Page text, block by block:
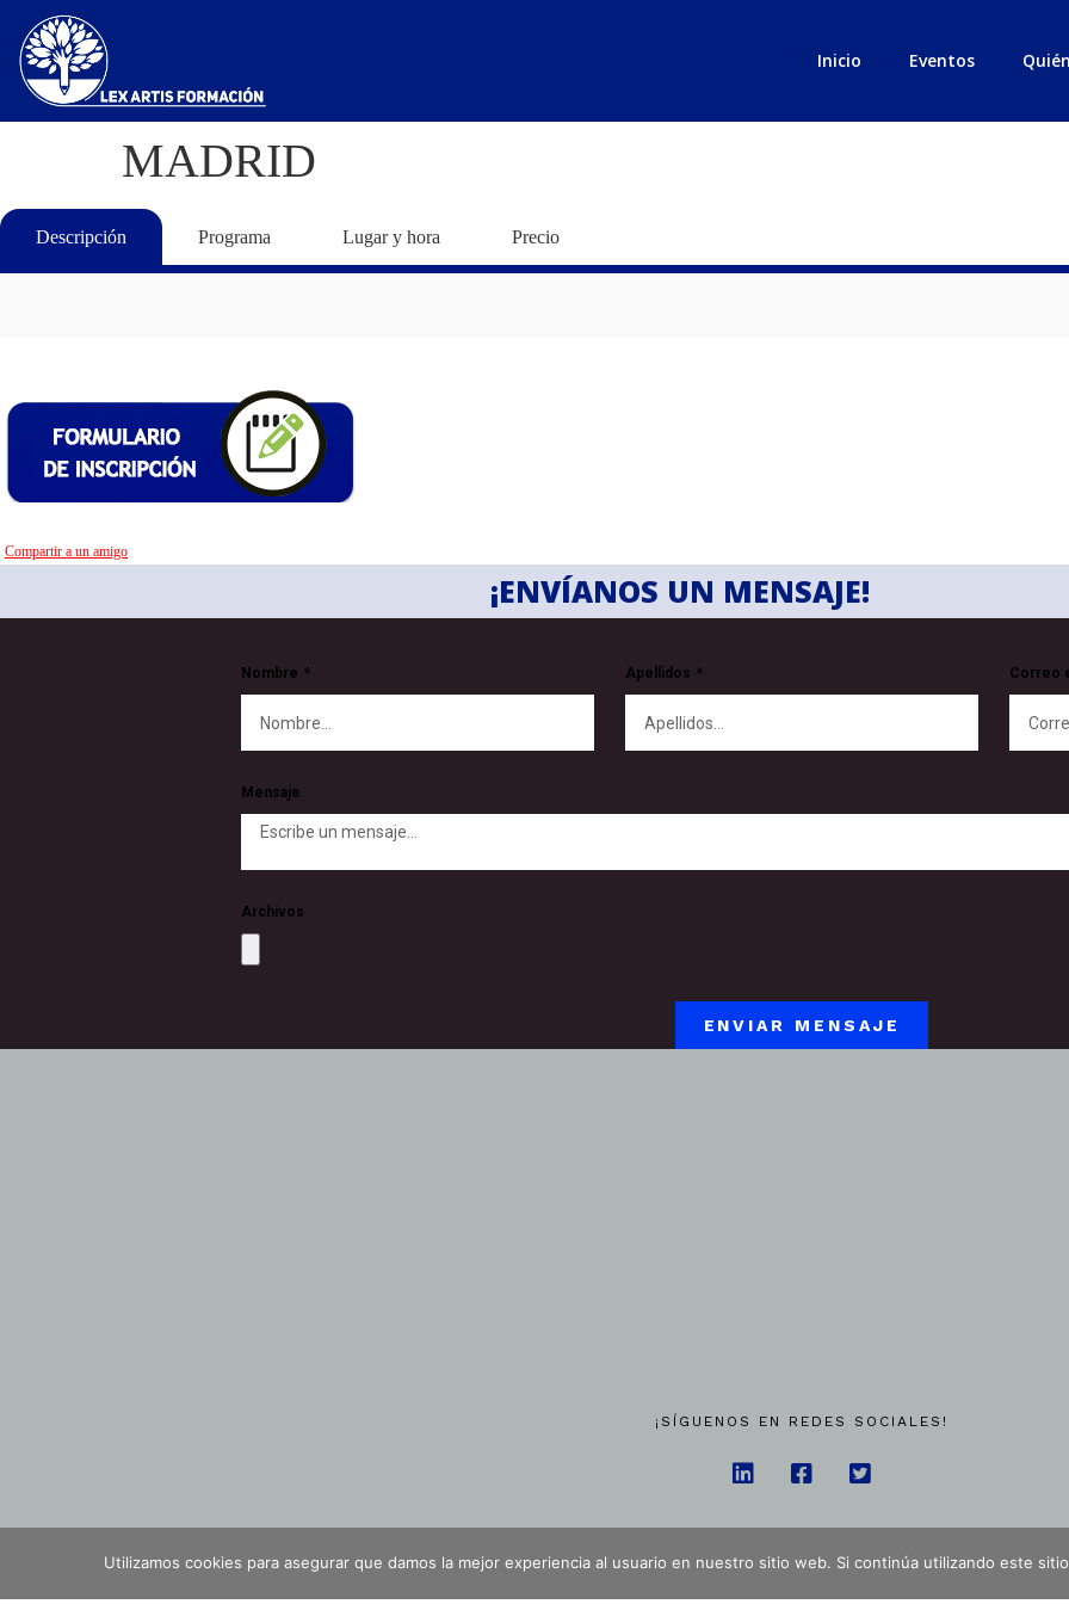
Inicio Eventos
MADRID
Descripción Programa Lugar y hora Precio
Compartir a un amigo
¡ENVÍANOS UN MENSAJE!
Nombre Apellidos Correo
Mensaje
Archivos
ENVIAR MENSAJE
¡SÍGUENOS EN REDES SOCIALES!
LEGANITOS, 15, 28013 MADRID
918 32 41 10 | INFO@LEXARTISFORMACION.COM
Utilizamos cookies para asegurar que damos la mejor experiencia al usuario en nuestro sitio web. Si continúa utilizando este